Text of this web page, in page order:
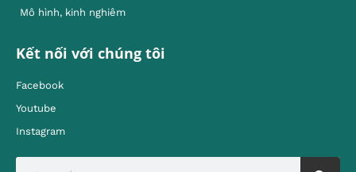
Mô hình, kinh nghiêm
Kết nối với chúng tôi
Facebook
Youtube
Instagram